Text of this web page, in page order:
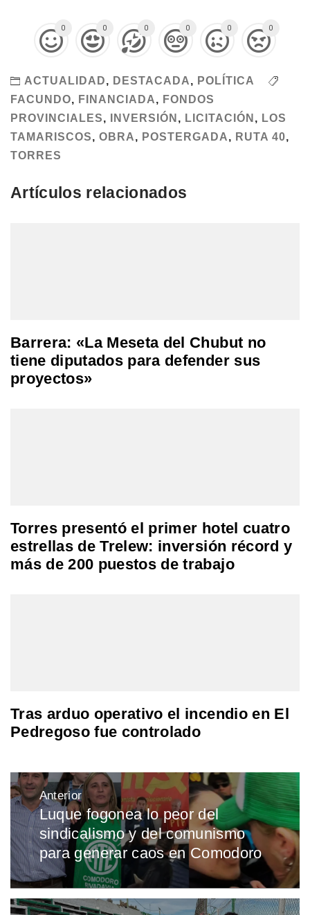
0 0 0 0 0 0
ACTUALIDAD, DESTACADA, POLÍTICA
FACUNDO, FINANCIADA, FONDOS
PROVINCIALES, INVERSIÓN , LICITACIÓN , LOS
TAMARISCOS, OBRA, POSTERGADA, RUTA 40,
TORRES
Artículos relacionados
Barrera: «La Meseta del Chubut no
tiene diputados para defender sus
proyectos»
Torres presentó el primer hotel cuatro
estrellas de Trelew: inversión récord y
más de 200 puestos de trabajo
Tras arduo operativo el incendio en El
Pedregoso fue controlado
Navegación
de
entradas
Anterior
Entrada
anterior:
Luque fogonea lo peor del
sindicalismo y del comunismo
para generar caos en Comodoro